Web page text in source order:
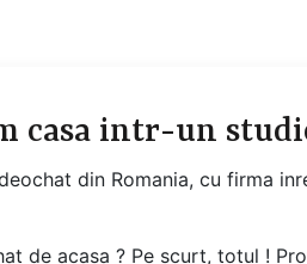
casa intr-un
din Romania, cu firma
de acasa ? Pe scurt, totul !